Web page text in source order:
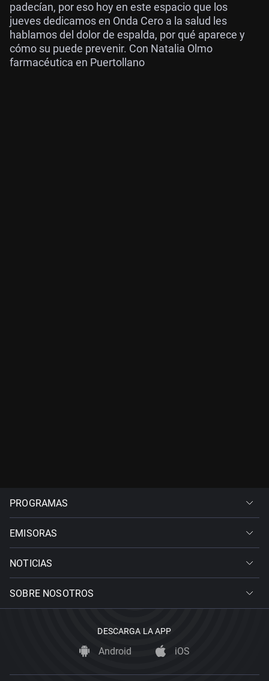
padecían, por eso hoy en este espacio que los
jueves dedicamos en Onda Cero a la salud les
hablamos del dolor de espalda, por qué aparece y
cómo su puede prevenir. Con Natalia Olmo
farmacéutica en Puertollano
PROGRAMAS
EMISORAS
NOTICIAS
SOBRE NOSOTROS
DESCARGA LA APP
Android iOS